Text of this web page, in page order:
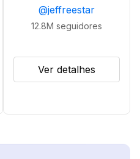
@jeffreestar
12.8M seguidores
Ver detalhes